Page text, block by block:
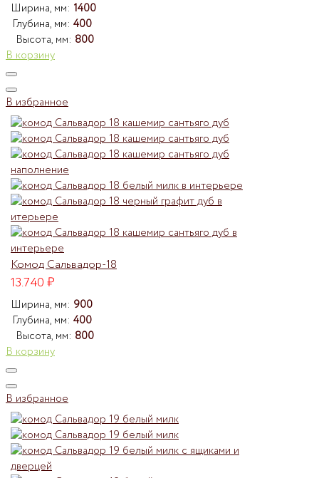
Ширина, мм: 1400
Глубина, мм: 400
Высота, мм: 800
В корзину
В избранное
Комод Сальвадор-18
13.740₽
Ширина, мм: 900
Глубина, мм: 400
Высота, мм: 800
В корзину
В избранное